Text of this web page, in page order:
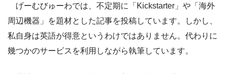
げーむびゅーわでは、不定期に「Kickstarter」や「海外
周辺機器」を題材とした記事を投稿しています。しかし、
私自身は英語が得意というわけではありません。代わりに
幾つかのサービスを利用しながら執筆しています。